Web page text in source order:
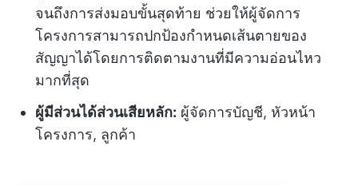
จนถึงการส่งมอบขั้นสุดท้าย ช่วยให้ผู้จัดการ
โครงการสามารถปกป้องกำหนดเส้นตายของ
สัญญาได้โดยการติดตามงานที่มีความอ่อนไหว
มากที่สุด
ผู้มีส่วนได้ส่วนเสียหลัก: ผู้จัดการบัญชี, หัวหน้า
โครงการ, ลูกค้า